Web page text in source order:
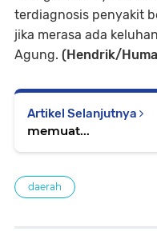
terdiagnosis penyakit
jika merasa ada
Agung. (Hendrik/
Artikel Selanjutnya
memuat...
daerah